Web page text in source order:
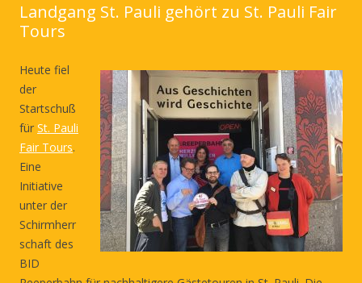
Landgang St. Pauli gehört zu St. Pauli Fair
Tours
Heute fiel
der
Startschuß
für St. Pauli
Fair Tours.
Eine
Initiative
unter der
Schirmherr
schaft des
BID